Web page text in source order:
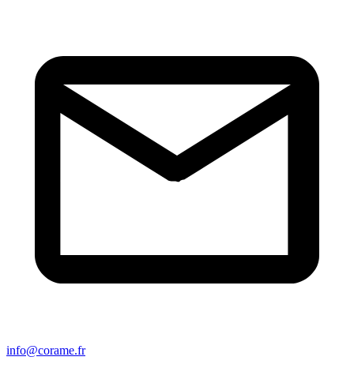
info@corame.fr